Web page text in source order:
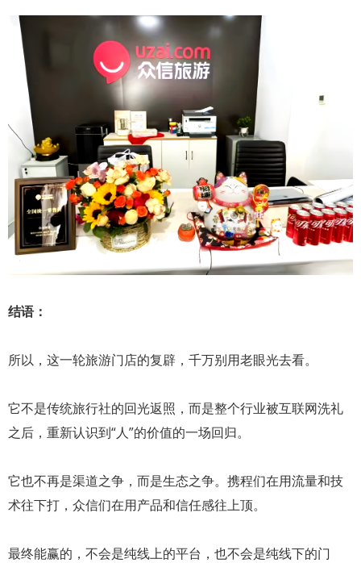
结语：
所以，这一轮旅游门店的复辟，千万别用老眼光去看。
它不是传统旅行社的回光返照，而是整个行业被互联网洗礼
之后，重新认识到“人”的价值的一场回归。
它也不再是渠道之争，而是生态之争。携程们在用流量和技
术往下打，众信们在用产品和信任感往上顶。
最终能赢的，不会是纯线上的平台，也不会是纯线下的门